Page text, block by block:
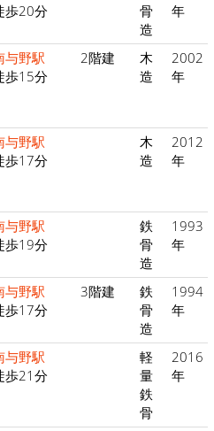
歩20分
骨
造
年
与野駅
歩15分
2階建
木
造
2002
年
与野駅
歩17分
木
造
2012
年
与野駅
歩19分
鉄
骨
造
1993
年
与野駅
歩17分
3階建
鉄
骨
造
1994
年
与野駅
歩21分
軽
量
鉄
骨
2016
年